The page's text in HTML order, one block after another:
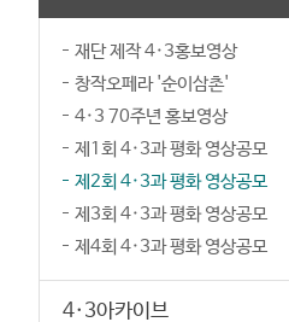
재단 제작 4·3홍보영상
창작오페라 '순이삼촌'
4·3 70주년 홍보영상
제1회 4·3과 평화 영상공모
제2회 4·3과 평화 영상공모
제3회 4·3과 평화 영상공모
제4회 4·3과 평화 영상공모
4·3아카이브